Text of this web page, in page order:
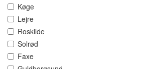
Køge
Lejre
Roskilde
Solrød
Faxe